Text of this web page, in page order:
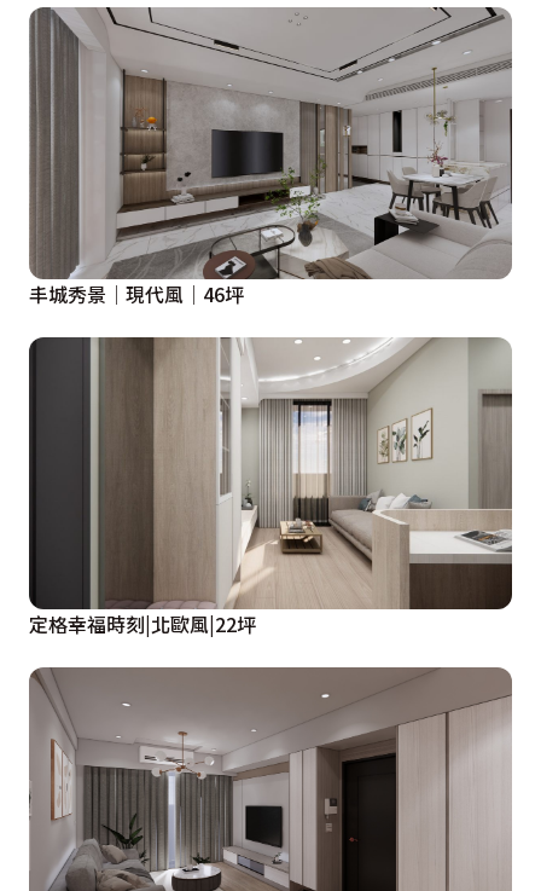
丰城秀景│現代風│46坪
定格幸福時刻|北歐風|22坪